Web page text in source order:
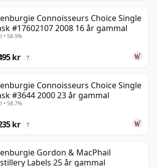
Connoisseurs Choice Single
#17602107 2008 16 år gammal
• 58.9%
kr ?
Connoisseurs Choice Single
#3644 2000 23 år gammal
• 58.7%
kr ?
Gordon & MacPhail
Labels 25 år gammal